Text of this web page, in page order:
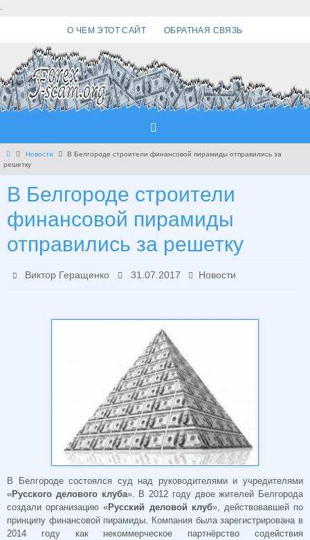
.
О ЧЕМ ЭТОТ САЙТ ОБРАТНАЯ СВЯЗЬ
Главная
Новости
В Белгороде строители финансовой пирамиды отправились за
решетку
В Белгороде строители
финансовой пирамиды
отправились за решетку
Виктор Геращенко 31.07.2017 Новости
В Белгороде состоялся суд над руководителями и учредителями
«Русского делового клуба». В 2012 году двое жителей Белгорода
создали организацию «Русский деловой клуб», действовавшей по
принципу финансовой пирамиды. Компания была зарегистрирована в
2014 году как некоммерческое партнёрство содействия